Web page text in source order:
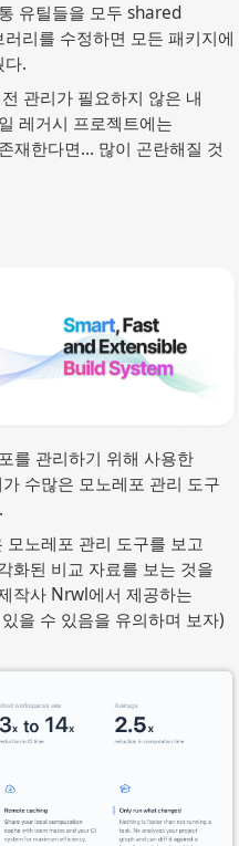
유틸들을 모두 shared
리를 수정하면 모든 패키지에
다.
관리가 필요하지 않은 내
레거시 프로젝트에는
재한다면… 많이 곤란해질 것
를 관리하기 위해 사용한
수많은 모노레포 관리 도구
노레포 관리 도구를 보고
화된 비교 자료를 보는 것을
작사 Nrwl에서 제공하는
을 수 있음을 유의하며 보자)